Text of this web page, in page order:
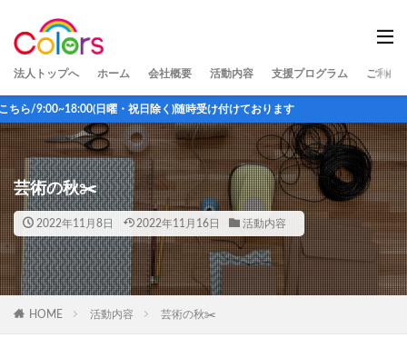
法人トップへ ホーム 会社概要 活動内容 支援プログラム ご利用
祝日除く)随時受け付けております
芸術の秋✂️
2022年11月8日 2022年11月16日 活動内容
HOME 活動内容 芸術の秋✂️